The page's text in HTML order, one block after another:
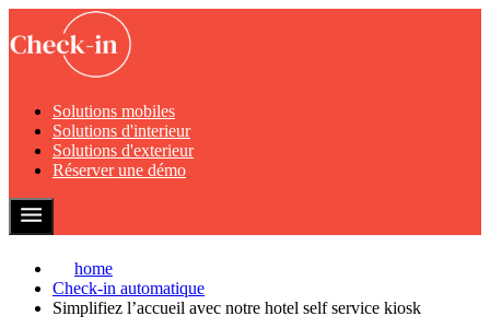
Solutions mobiles
Solutions d'interieur
Solutions d'exterieur
Réserver une démo
home
Check-in automatique
Simplifiez l’accueil avec notre hotel self service kiosk